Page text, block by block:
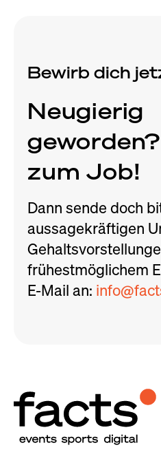
Jobs
Kontakt
Bewirb dich
Neugierig
zum Job!
Dann sende doch
aussagekräftigen
frühestmöglichem
E-Mail an: